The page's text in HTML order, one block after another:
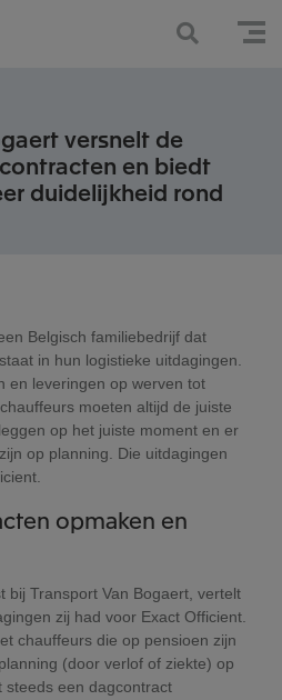
versnelt de
en biedt
duidelijkheid rond
Belgisch familiebedrijf dat
in hun logistieke uitdagingen.
en leveringen op werven tot
moeten altijd de juiste
op het juiste moment en er
op planning. Die uitdagingen
opmaken en
bij Transport Van Bogaert, vertelt
zij had voor Exact Officient.
chauffeurs die op pensioen zijn
(door verlof of ziekte) op
een dagcontract